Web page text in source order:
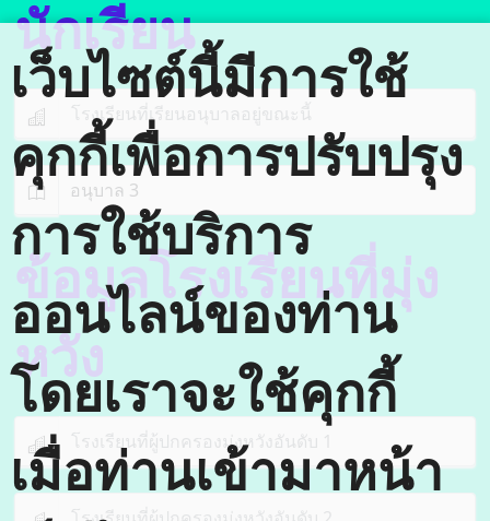
นักเรียน
ข้อมูลโรงเรียนที่มุ่ง
หวัง
เว็บไซต์นี้มีการใช้
คุกกี้เพื่อการปรับปรุง
การใช้บริการ
ออนไลน์ของท่าน
โดยเราจะใช้คุกกี้
เมื่อท่านเข้ามาหน้า